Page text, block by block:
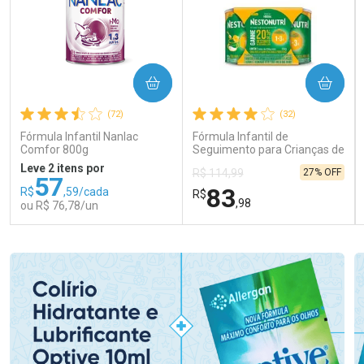
(72)
Fórmula Infantil Nanlac
Comfor 800g
Leve 2 itens por
R$57,59/cada
ou R$ 76,78/un
COMPRAR
(32)
Fórmula Infantil de
Seguimento para Crianças de
Primeira Infância Nestonutri
2 Unidades de 800g cada
R$ 114,99
R$83,98
27% OFF
COMPRAR
Laboratório
Por Menos